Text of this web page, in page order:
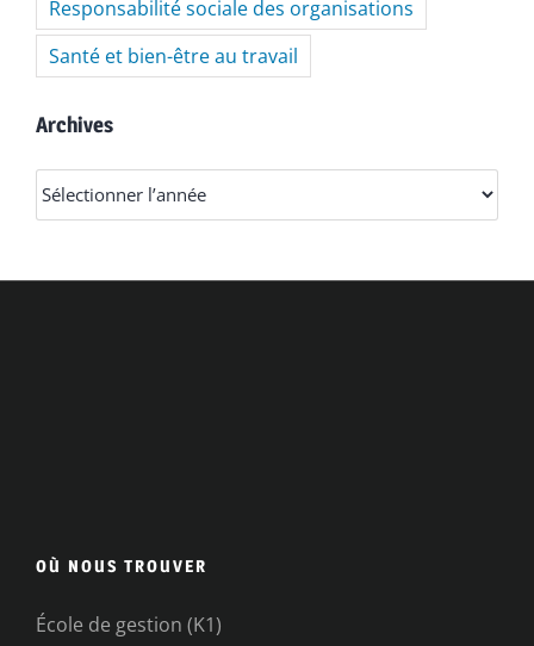
Responsabilité sociale des organisations
Santé et bien-être au travail
Archives
Archives
OÙ NOUS TROUVER
École de gestion (K1)